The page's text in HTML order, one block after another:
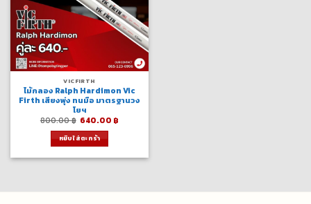
VICFIRTH
ไม้กลอง Ralph Hardimon Vic
Firth เสียงพุ่ง ทนมือ มาตรฐานวง
โยฯ
800.00฿ Original
was:
800.00 ฿.
640.00 ฿
หยิบใส่ตะกร้า